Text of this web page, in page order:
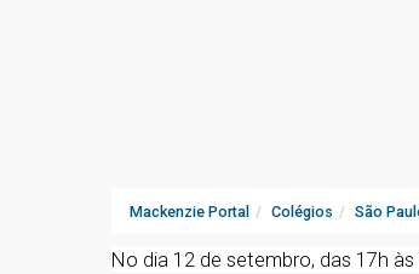
Mackenzie Portal Colégios São
No dia 12 de setembro, das 17h